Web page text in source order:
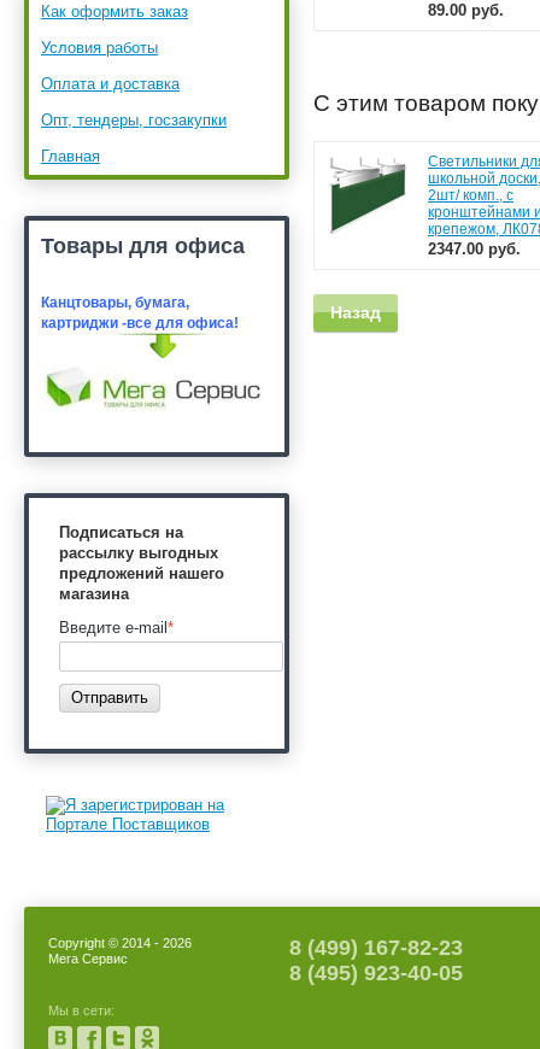
Как оформить заказ
Условия работы
Оплата и доставка
Опт, тендеры, госзакупки
Главная
Товары для офиса
Канцтовары, бумага,
картриджи -все для офиса!
Подписаться на
рассылку выгодных
предложений нашего
магазина
Введите e-mail *
Отправить
89.00 руб.
С этим товаром
Светильники
школьной доски,
2шт/ комп., с
кронштейнами
крепежом,
2347.00 руб.
Назад
Copyright © 2014 - 2026
Мега Сервис
Мы в сети:
8 (499) 167-82-23
8 (495) 923-40-05